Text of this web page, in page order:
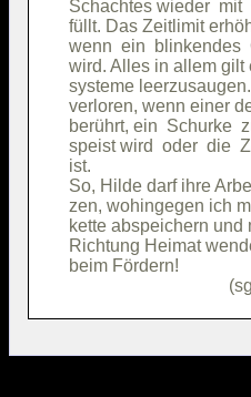
Schachtes wieder  mit
füllt. Das Zeitlimit
wenn  ein  blinkendes
wird. Alles in allem gilt
systeme
verloren, wenn einer
berührt, ein  Schurke
speist wird  oder  die
ist.
So, Hilde darf ihre
zen, wohingegen ich
kette abspeichern und
Richtung Heimat
beim